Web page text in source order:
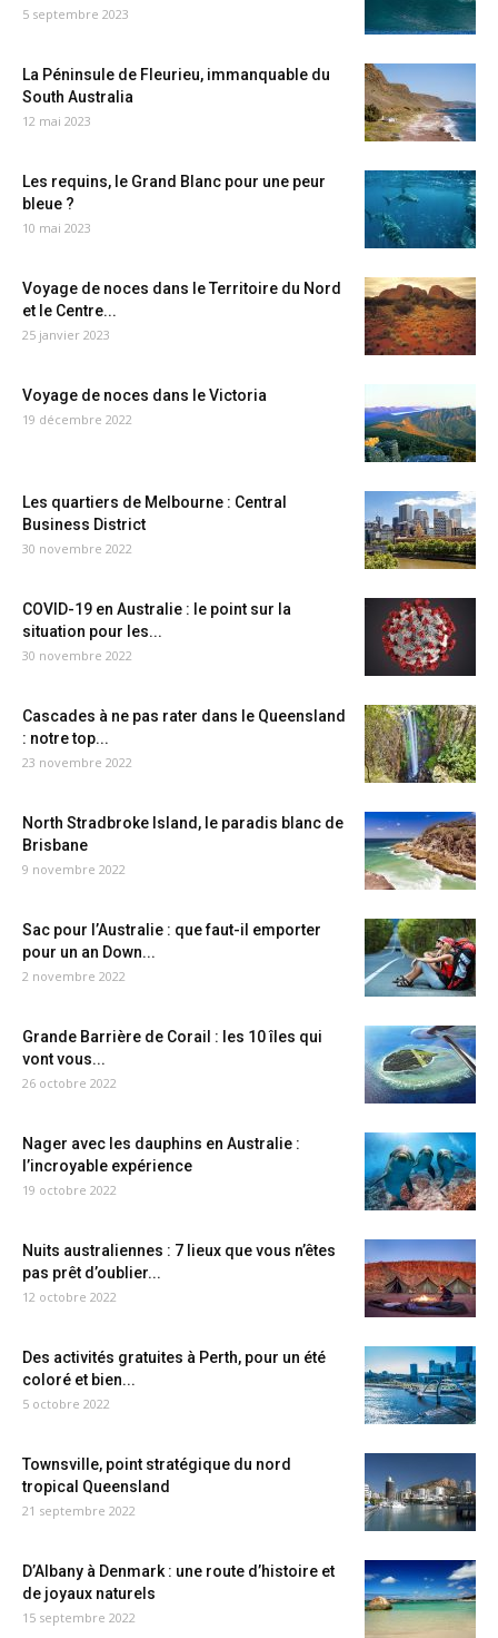
5 septembre 2023
La Péninsule de Fleurieu, immanquable du
South Australia
12 mai 2023
Les requins, le Grand Blanc pour une peur
bleue ?
10 mai 2023
Voyage de noces dans le Territoire du Nord
et le Centre...
25 janvier 2023
Voyage de noces dans le Victoria
19 décembre 2022
Les quartiers de Melbourne : Central
Business District
30 novembre 2022
COVID-19 en Australie : le point sur la
situation pour les...
30 novembre 2022
Cascades à ne pas rater dans le Queensland
: notre top...
23 novembre 2022
North Stradbroke Island, le paradis blanc de
Brisbane
9 novembre 2022
Sac pour l’Australie : que faut-il emporter
pour un an Down...
2 novembre 2022
Grande Barrière de Corail : les 10 îles qui
vont vous...
26 octobre 2022
Nager avec les dauphins en Australie :
l’incroyable expérience
19 octobre 2022
Nuits australiennes : 7 lieux que vous n’êtes
pas prêt d’oublier...
12 octobre 2022
Des activités gratuites à Perth, pour un été
coloré et bien...
5 octobre 2022
Townsville, point stratégique du nord
tropical Queensland
21 septembre 2022
D’Albany à Denmark : une route d’histoire et
de joyaux naturels
15 septembre 2022